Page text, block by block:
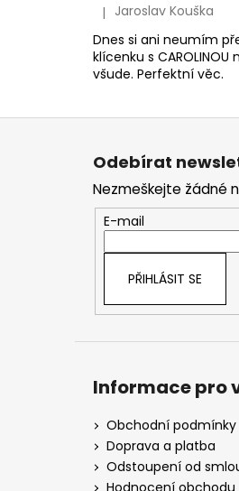
Hodnocení produktu je
| Jaroslav Kouška
Dnes si ani neumím
klícenku s
všude. Perfektní věc.
Z
Odebírat
Nezmeškejte žádné
E-mail
PŘIHLÁSIT SE
Informace pro
Obchodní podmínky
Doprava a platba
Odstoupení od